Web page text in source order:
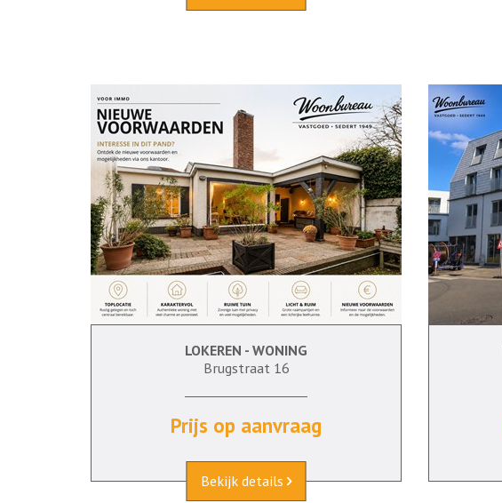
7
LOKEREN - WONING
Brugstraat 16
Prijs op aanvraag
Bekijk details